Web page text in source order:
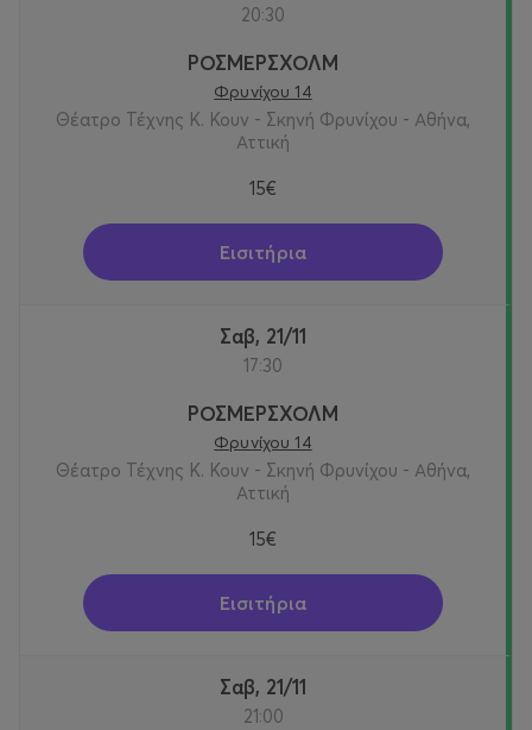
20:30
ΡΟΣΜΕΡΣΧΟΛΜ
Φρυνίχου 14
Θέατρο Τέχνης Κ. Κουν - Σκηνή Φρυνίχου - Αθήνα,
Αττική
15€
Εισιτήρια
Σαβ, 21/11
17:30
ΡΟΣΜΕΡΣΧΟΛΜ
Φρυνίχου 14
Θέατρο Τέχνης Κ. Κουν - Σκηνή Φρυνίχου - Αθήνα,
Αττική
15€
Εισιτήρια
Σαβ, 21/11
21:00